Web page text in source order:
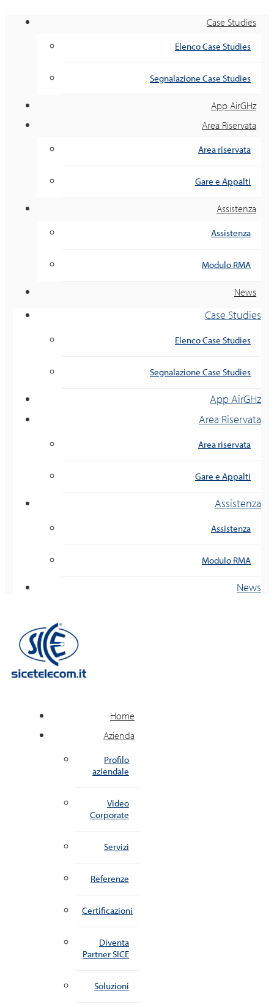
Case Studies
Elenco Case Studies
Segnalazione Case Studies
App AirGHz
Area Riservata
Area riservata
Gare e Appalti
Assistenza
Assistenza
Modulo RMA
News
Case Studies
Elenco Case Studies
Segnalazione Case Studies
App AirGHz
Area Riservata
Area riservata
Gare e Appalti
Assistenza
Assistenza
Modulo RMA
News
Home
Azienda
Profilo
aziendale
Video
Corporate
Servizi
Referenze
Certificazioni
Diventa
Partner SICE
Soluzioni